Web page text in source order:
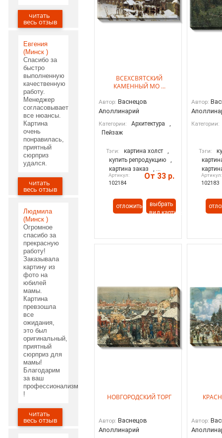
05.06.2020
читать
весь отзыв
Евгения
(Минск )
Спасибо за
быстро
выполненную
качественную
работу.
Менеджер
согласовывает
все нюансы.
Картина
очень
понравилась,
приятный
сюрприз
удался.
03.06.2020
читать
весь отзыв
Людмила
(Минск )
Огромное
спасибо за
прекрасную
работу!
Заказывала
картину из
фото на
юбилей
мамы.
Картина
превзошла
все
ожидания,
это был
оригинальный,
приятный
сюрприз для
мамы!
Благодарим
за ваш
профессионализм
!
29.05.2020
читать
весь отзыв
ВСЕХСВЯТСКИЙ
КАМЕННЫЙ МО ...
Автор: Васнецов
Аполлинарий
Категории: Архитектура
,
Пейзаж
Тэги: картина холст
,
купить репродукцию
,
картина заказ
, ...
Артикул:
102184
От 33 р.
отложить
выбрать
вид картины
Автор:
Категории:
Тэги:
Артикул:
102183
НОВГОРОДСКИЙ ТОРГ
Автор: Васнецов
Аполлинарий
Автор: